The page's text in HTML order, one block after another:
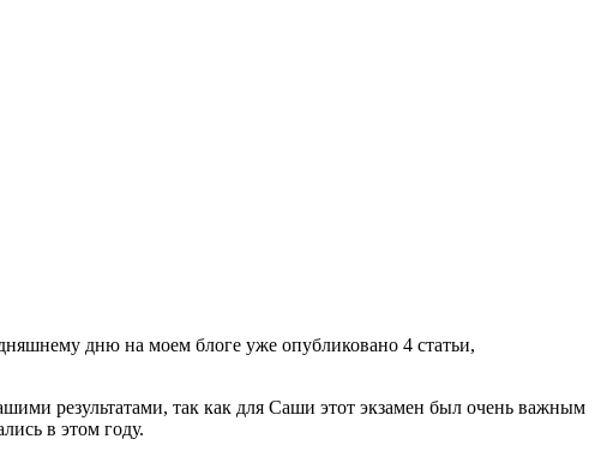
дню на моем блоге уже опубликовано 4 статьи,
результатами, так как для Саши этот экзамен был очень важным
в этом году.